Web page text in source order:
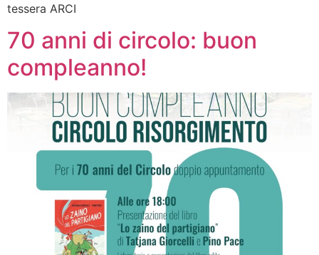
tessera ARCI
70 anni di circolo: buon
compleanno!